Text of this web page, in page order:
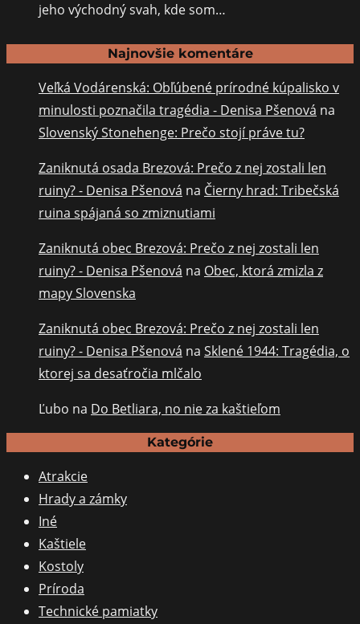
jeho východný svah, kde som…
Najnovšie komentáre
Veľká Vodárenská: Obľúbené prírodné kúpalisko v
minulosti poznačila tragédia - Denisa Pšenová na
Slovenský Stonehenge: Prečo stojí práve tu?
Zaniknutá osada Brezová: Prečo z nej zostali len
ruiny? - Denisa Pšenová na Čierny hrad: Tribečská
ruina spájaná so zmiznutiami
Zaniknutá obec Brezová: Prečo z nej zostali len
ruiny? - Denisa Pšenová na Obec, ktorá zmizla z
mapy Slovenska
Zaniknutá obec Brezová: Prečo z nej zostali len
ruiny? - Denisa Pšenová na Sklené 1944: Tragédia, o
ktorej sa desaťročia mlčalo
Ľubo na Do Betliara, no nie za kaštieľom
Kategórie
Atrakcie
Hrady a zámky
Iné
Kaštiele
Kostoly
Príroda
Technické pamiatky